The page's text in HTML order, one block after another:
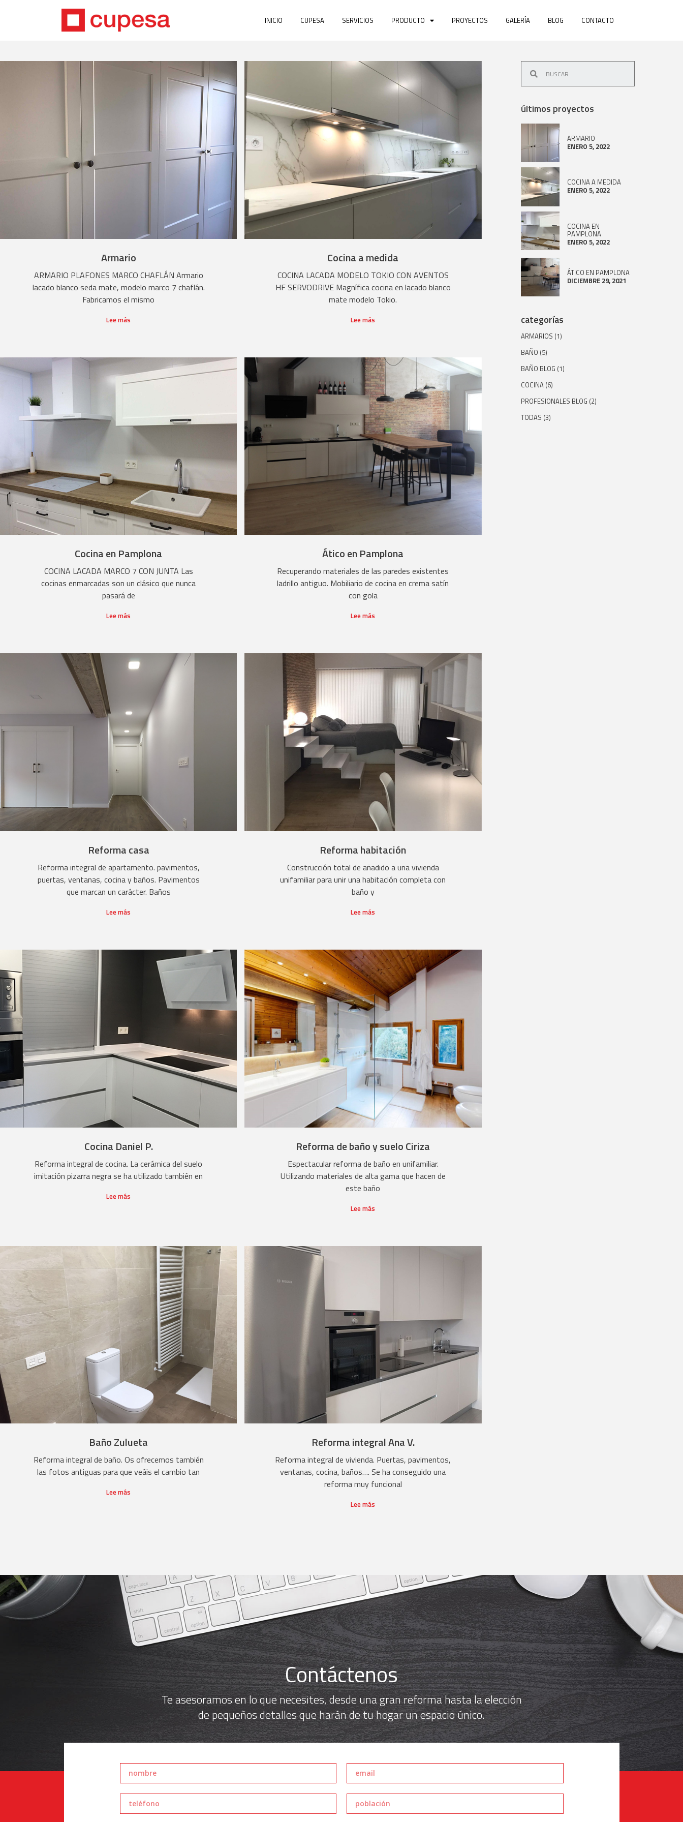
INICIO CUPESA SERVICIOS PRODUCTO PROYECTOS GALERÍA BLOG CONTACTO
Armario
ARMARIO PLAFONES MARCO CHAFLÁN Armario
lacado blanco seda mate, modelo marco 7 chaflán.
Fabricamos el mismo
Lee más
Cocina a medida
COCINA LACADA MODELO TOKIO CON AVENTOS
HF SERVODRIVE Magnífica cocina en lacado blanco
mate modelo Tokio.
Lee más
Cocina en Pamplona
COCINA LACADA MARCO 7 CON JUNTA Las
cocinas enmarcadas son un clásico que nunca
pasará de
Lee más
Ático en Pamplona
Recuperando materiales de las paredes existentes
ladrillo antiguo. Mobiliario de cocina en crema satín
con gola
Lee más
Reforma casa
Reforma integral de apartamento. pavimentos,
puertas, ventanas, cocina y baños. Pavimentos
que marcan un carácter. Baños
Lee más
Reforma habitación
Construcción total de añadido a una vivienda
unifamiliar para unir una habitación completa con
baño y
Lee más
Cocina Daniel P.
Reforma integral de cocina. La cerámica del suelo
imitación pizarra negra se ha utilizado también en
Lee más
Reforma de baño y suelo Ciriza
Espectacular reforma de baño en unifamiliar.
Utilizando materiales de alta gama que hacen de
este baño
Lee más
Baño Zulueta
Reforma integral de baño. Os ofrecemos también
las fotos antiguas para que veáis el cambio tan
Lee más
Reforma integral Ana V.
Reforma integral de vivienda. Puertas, pavimentos,
ventanas, cocina, baños…. Se ha conseguido una
reforma muy funcional
Lee más
últimos proyectos
ARMARIO
ENERO 5, 2022
COCINA A MEDIDA
ENERO 5, 2022
COCINA EN
PAMPLONA
ENERO 5, 2022
ÁTICO EN PAMPLONA
DICIEMBRE 29, 2021
categorías
ARMARIOS (1)
BAÑO (5)
BAÑO BLOG (1)
COCINA(6)
PROFESIONALES BLOG (2)
TODAS (3)
Contáctenos
Te asesoramos en lo que necesites, desde una gran reforma hasta la elección
de pequeños detalles que harán de tu hogar un espacio único.